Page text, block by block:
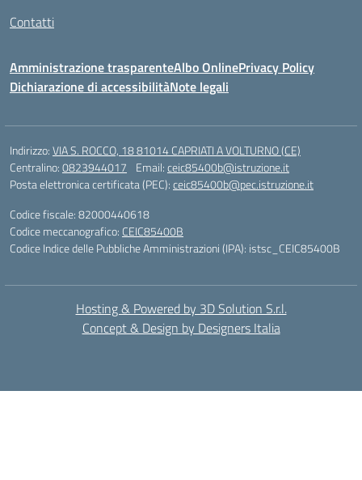
Contatti
Amministrazione trasparenteAlbo OnlinePrivacy Policy
Dichiarazione di accessibilitàNote legali
Indirizzo:VIA S. ROCCO, 18 81014 CAPRIATI A VOLTURNO (CE)
Centralino:0823944017 Email:ceic85400b@istruzione.it
Posta elettronica certificata (PEC):ceic85400b@pec.istruzione.it
Codice fiscale: 82000440618
Codice meccanografico: CEIC85400B
Codice Indice delle Pubbliche Amministrazioni (IPA): istsc_CEIC85400B
Hosting & Powered by 3D Solution S.r.l.
Concept & Design by Designers Italia